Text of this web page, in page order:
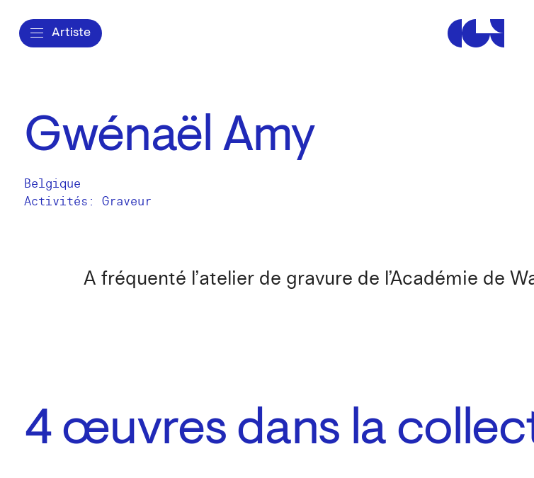
Artiste Centre de
Gwénaël Amy
Belgique
Activités: Graveur
A fréquenté l’atelier de gravure de l’Académie de
4 œuvres dans la